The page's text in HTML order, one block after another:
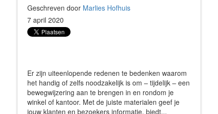
Geschreven door Marlies Hofhuis
7 april 2020
Er zijn uiteenlopende redenen te bedenken waarom
het handig of zelfs noodzakelijk is om – tijdelijk – een
bewegwijzering aan te brengen in en rondom je
winkel of kantoor. Met de juiste materialen geef je
jouw klanten en bezoekers informatie, biedt...